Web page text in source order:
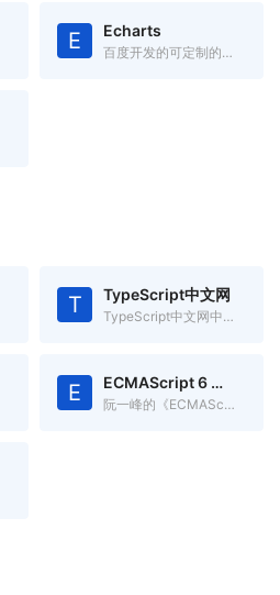
E Echarts
百度开发的可定制的数据可视化图表
T TypeScript中文网
TypeScript中文网中文文档
E ECMAScript 6 入门
阮一峰的《ECMAScript 6入门》